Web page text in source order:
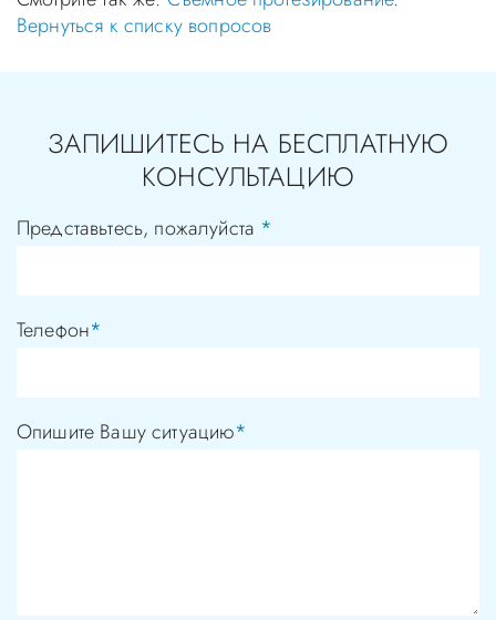
Вернуться к списку вопросов
ЗАПИШИТЕСЬ НА БЕСПЛАТНУЮ
КОНСУЛЬТАЦИЮ
Представьтесь, пожалуйста *
Телефон*
Опишите Вашу ситуацию*